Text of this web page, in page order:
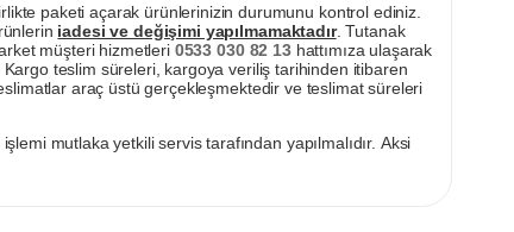
paketi açarak ürünlerinizin durumunu kontrol ediniz.
iadesi ve değişimi yapılmamaktadır. Tutanak
müşteri hizmetleri 0533 030 82 13hattımıza ulaşarak
teslim süreleri, kargoya veriliş tarihinden itibaren
araç üstü gerçekleşmektedir ve teslimat süreleri
mutlaka yetkili servis tarafından yapılmalıdır. Aksi